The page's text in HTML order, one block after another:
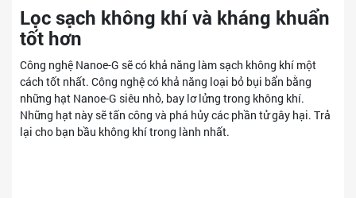
Lọc sạch không khí và kháng khuẩn
tốt hơn
Công nghệ Nanoe-G sẽ có khả năng làm sạch không khí một
cách tốt nhất. Công nghệ có khả năng loại bỏ bụi bẩn bằng
những hạt Nanoe-G siêu nhỏ, bay lơ lửng trong không khí.
Những hạt này sẽ tấn công và phá hủy các phần tử gây hại. Trả
lại cho bạn bầu không khí trong lành nhất.